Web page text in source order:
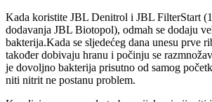
Kada koristite JBL Denitrol i JBL FilterStart
dodavanja JBL Biotopol), odmah se dodaju
bakterija.Kada se sljedećeg dana unesu prve
također dobivaju hranu i počinju se
je dovoljno bakterija prisutno od samog
niti nitrit ne postanu problem.